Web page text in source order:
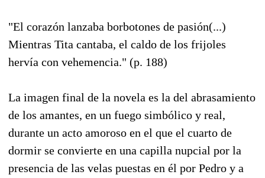
"El corazón lanzaba borbotones de pasión(...)
Mientras Tita cantaba, el caldo de los frijoles
hervía con vehemencia." (p. 188)
La imagen final de la novela es la del abrasamiento
de los amantes, en un fuego simbólico y real,
durante un acto amoroso en el que el cuarto de
dormir se convierte en una capilla nupcial por la
presencia de las velas puestas en él por Pedro y a